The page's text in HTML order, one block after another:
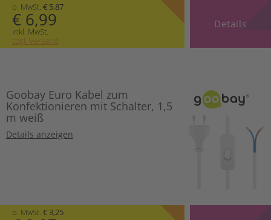
o. MwSt. € 5,87
€ 6,99
inkl. MwSt.
zzgl. Versand
Details
Goobay Euro Kabel zum
Konfektionieren mit Schalter, 1,5
m weiß
Details anzeigen
o. MwSt. € 3,25